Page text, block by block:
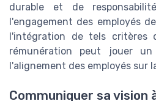
durable et de
l'engagement des employés
l'intégration de tels critères
rémunération peut jouer
l'alignement des employés sur
Communiquer sa vision